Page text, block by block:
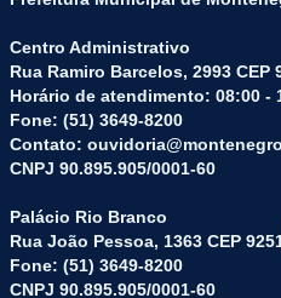
Centro Administrativo
Rua Ramiro Barcelos, 2993 CEP
Horário de atendimento: 08:00 -
Fone: (51) 3649-8200
Contato:
CNPJ 90.895.905/0001-60
Palácio Rio Branco
Rua João Pessoa, 1363 CEP
Fone: (51) 3649-8200
CNPJ 90.895.905/0001-60